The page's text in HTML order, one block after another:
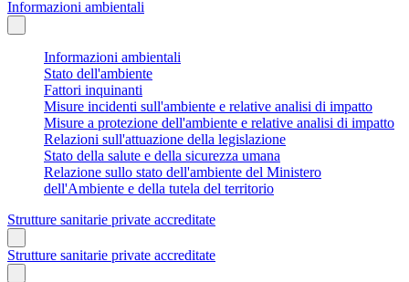
Informazioni ambientali
Informazioni ambientali
Stato dell'ambiente
Fattori inquinanti
Misure incidenti sull'ambiente e relative analisi di impatto
Misure a protezione dell'ambiente e relative analisi di impatto
Relazioni sull'attuazione della legislazione
Stato della salute e della sicurezza umana
Relazione sullo stato dell'ambiente del Ministero
dell'Ambiente e della tutela del territorio
Strutture sanitarie private accreditate
Strutture sanitarie private accreditate